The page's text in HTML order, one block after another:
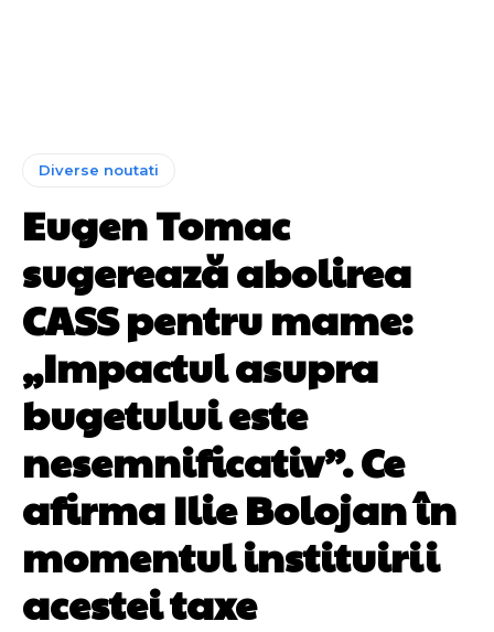
Diverse noutati
Eugen Tomac
sugerează abolirea
CASS pentru mame:
„Impactul asupra
bugetului este
nesemnificativ”. Ce
afirma Ilie Bolojan în
momentul instituirii
acestei taxe